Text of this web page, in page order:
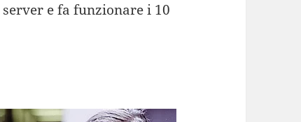
e fa funzionare i 10